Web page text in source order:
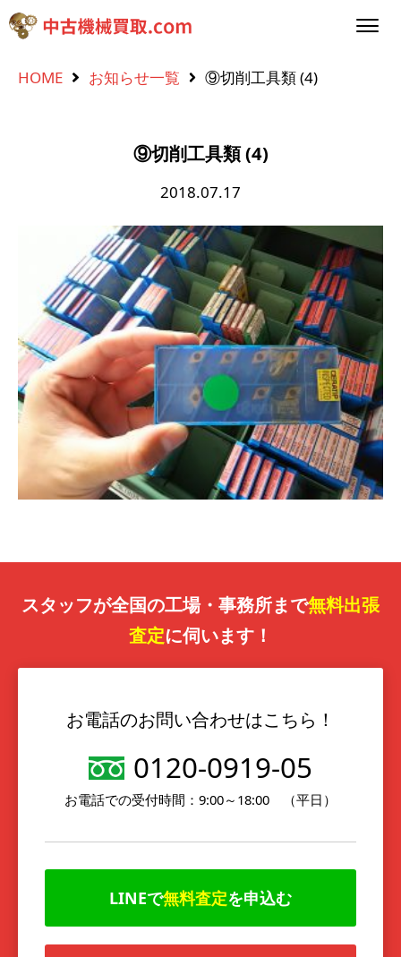
HOME お知らせ一覧 ⑨切削工具類 (4)
⑨切削工具類 (4)
2018.07.17
スタッフが全国の工場・事務所まで無料出張
査定に伺います！
お電話のお問い合わせはこちら！
0120-0919-05
お電話での受付時間：9:00～18:00 （平日）
LINEで無料査定を申込む